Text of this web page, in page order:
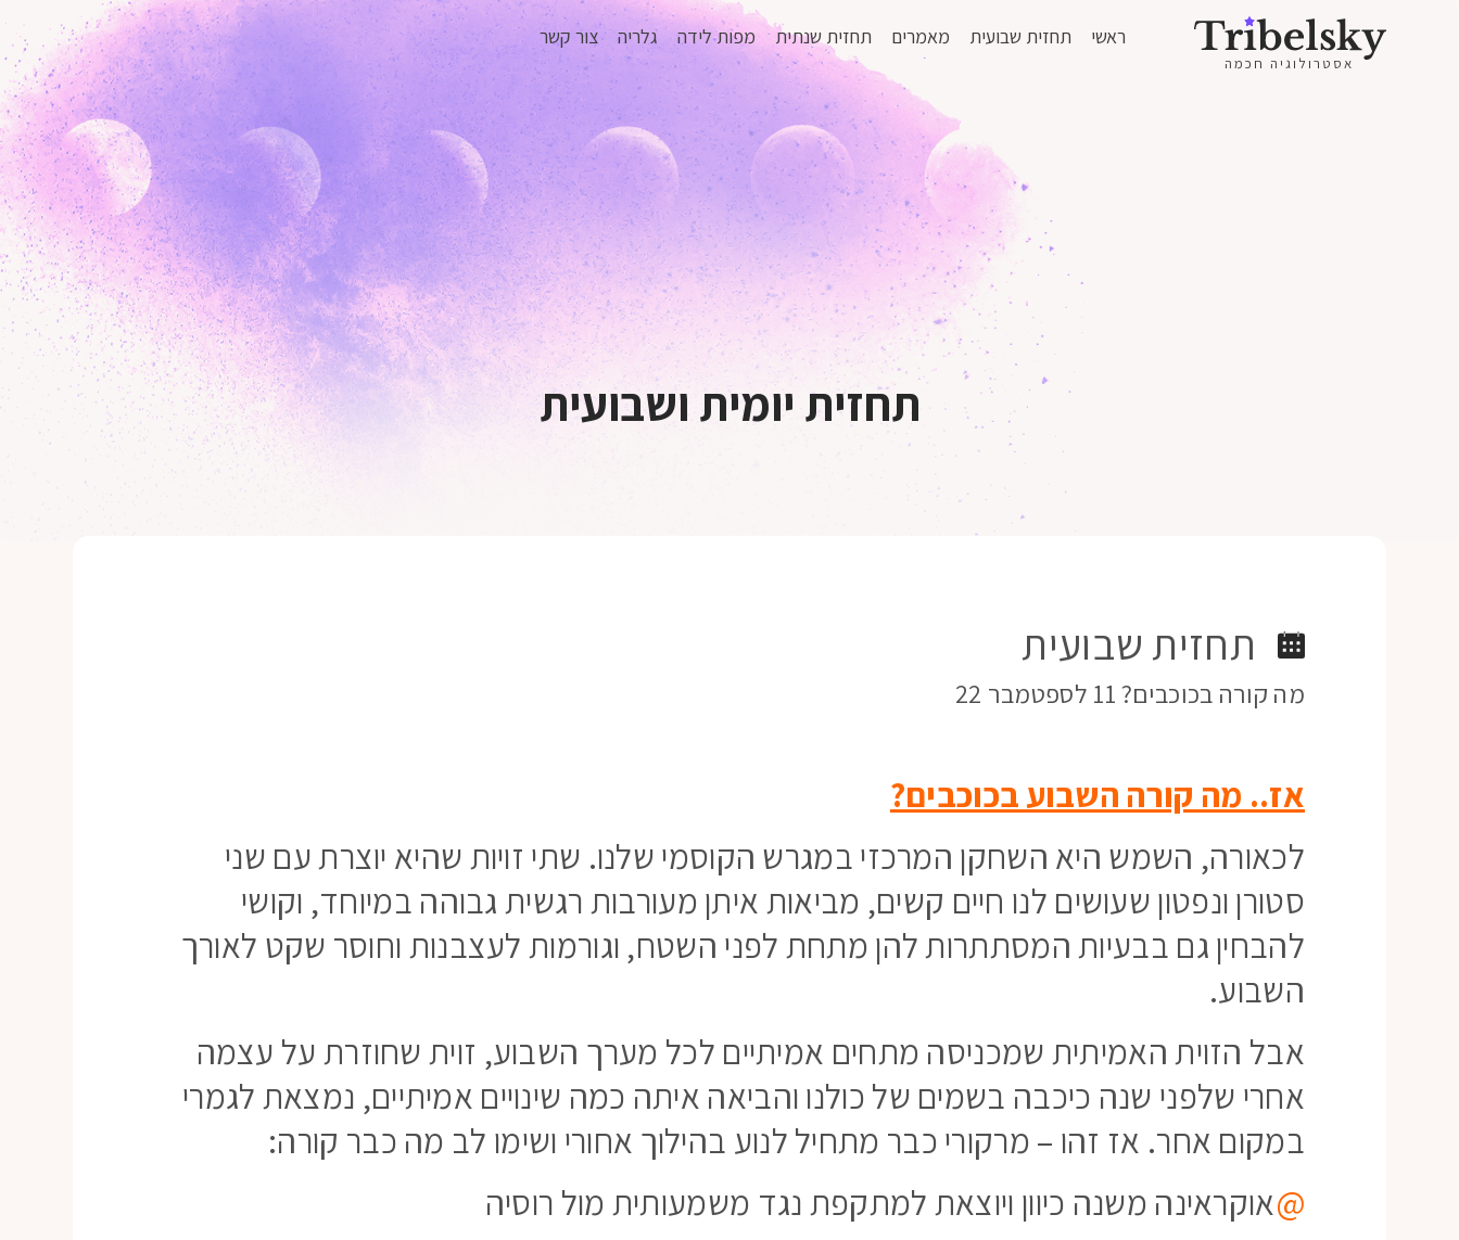
אסטרולוגיה חכמה
ראשי תחזית שבועית מאמרים תחזית שנתית מפות לידה גלריה צור קשר
תחזית יומית ושבועית
תחזית שבועית
מה קורה בכוכבים? 11 לספטמבר 22
אז.. מה קורה השבוע בכוכבים?
לכאורה, השמש היא השחקן המרכזי במגרש הקוסמי שלנו. שתי זויות שהיא יוצרת עם שני
סטורן ונפטון שעושים לנו חיים קשים, מביאות איתן מעורבות רגשית גבוהה במיוחד, וקושי
להבחין גם בבעיות המסתתרות להן מתחת לפני השטח, וגורמות לעצבנות וחוסר שקט לאורך
השבוע.
אבל הזוית האמיתית שמכניסה מתחים אמיתיים לכל מערך השבוע, זוית שחוזרת על עצמה
אחרי שלפני שנה כיכבה בשמים של כולנו והביאה איתה כמה שינויים אמיתיים, נמצאת לגמרי
במקום אחר. אז זהו – מרקורי כבר מתחיל לנוע בהילוך אחורי ושימו לב מה כבר קורה:
@אוקראינה משנה כיוון ויוצאת למתקפת נגד משמעותית מול רוסיה